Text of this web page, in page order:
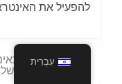
להפעיל את
שיתאימו למיתוג
עִבְרִית